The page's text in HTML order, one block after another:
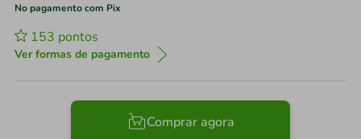
No pagamento com Pix
153 pontos
Ver formas de pagamento
Comprar agora